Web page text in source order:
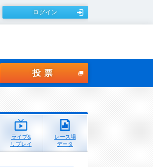
ログイン
投票
ライブ&
リプレイ
レース場
データ